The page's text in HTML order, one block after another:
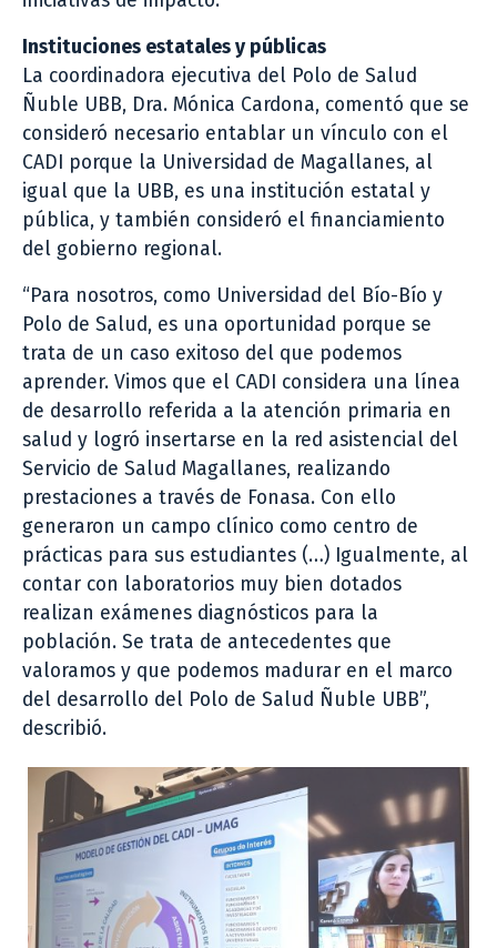
Instituciones estatales y públicas
La coordinadora ejecutiva del Polo de Salud
Ñuble UBB, Dra. Mónica Cardona, comentó que se
consideró necesario entablar un vínculo con el
CADI porque la Universidad de Magallanes, al
igual que la UBB, es una institución estatal y
pública, y también consideró el financiamiento
del gobierno regional.
“Para nosotros, como Universidad del Bío-Bío y
Polo de Salud, es una oportunidad porque se
trata de un caso exitoso del que podemos
aprender. Vimos que el CADI considera una línea
de desarrollo referida a la atención primaria en
salud y logró insertarse en la red asistencial del
Servicio de Salud Magallanes, realizando
prestaciones a través de Fonasa. Con ello
generaron un campo clínico como centro de
prácticas para sus estudiantes (…) Igualmente, al
contar con laboratorios muy bien dotados
realizan exámenes diagnósticos para la
población. Se trata de antecedentes que
valoramos y que podemos madurar en el marco
del desarrollo del Polo de Salud Ñuble UBB”,
describió.